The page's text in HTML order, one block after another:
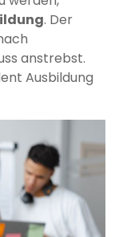
. Der
anstrebst.
Ausbildung